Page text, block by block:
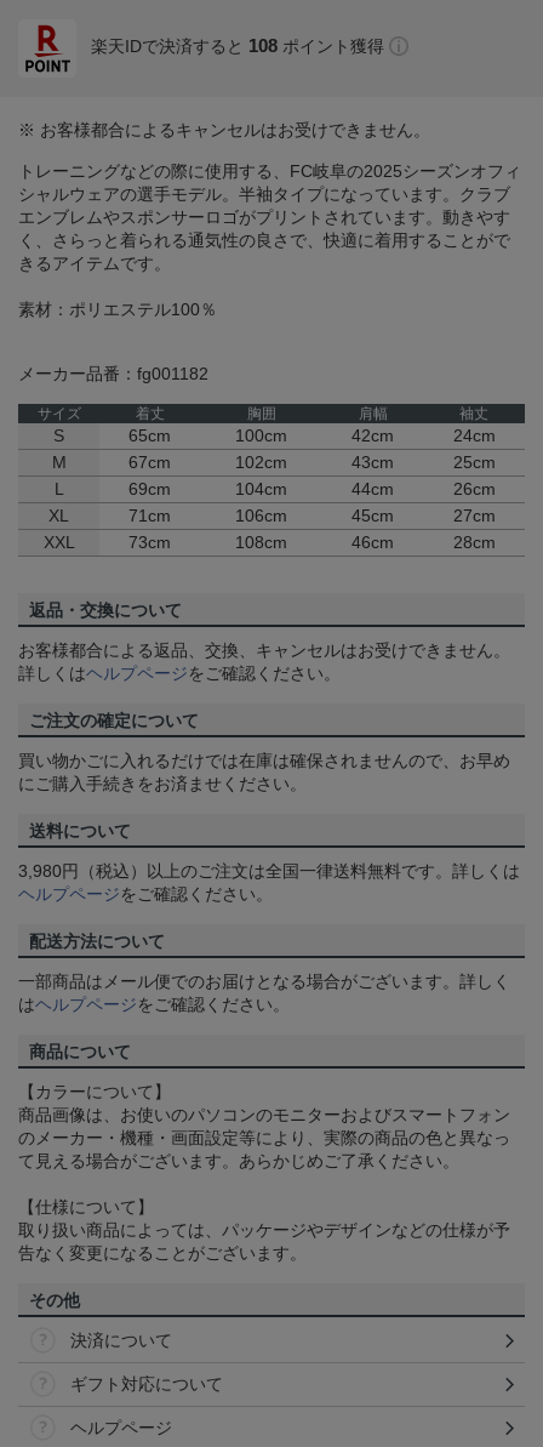
楽天IDで決済すると 108 ポイント獲得
※ お客様都合によるキャンセルはお受けできません。
トレーニングなどの際に使用する、FC岐阜の2025シーズンオフィ
シャルウェアの選手モデル。半袖タイプになっています。クラブ
エンブレムやスポンサーロゴがプリントされています。動きやす
く、さらっと着られる通気性の良さで、快適に着用することがで
きるアイテムです。
素材：ポリエステル100％
メーカー品番：fg001182
サイズ 着丈 胸囲 肩幅 袖丈
S 65cm 100cm 42cm
24cm
M
67cm 102cm 43cm
25cm
L
69cm 104cm 44cm
26cm
XL
71cm 106cm 45cm
27cm
XXL
73cm 108cm 46cm 28cm
返品・交換について
お客様都合による返品、交換、キャンセルはお受けできません。
詳しくはヘルプページをご確認ください。
ご注文の確定について
買い物かごに入れるだけでは在庫は確保されませんので、お早め
にご購入手続きをお済ませください。
送料について
3,980円（税込）以上のご注文は全国一律送料無料です。詳しくは
ヘルプページをご確認ください。
配送方法について
一部商品はメール便でのお届けとなる場合がございます。詳しく
はヘルプページをご確認ください。
商品について
【カラーについて】
商品画像は、お使いのパソコンのモニターおよびスマートフォン
のメーカー・機種・画面設定等により、実際の商品の色と異なっ
て見える場合がございます。あらかじめご了承ください。
【仕様について】
取り扱い商品によっては、パッケージやデザインなどの仕様が予
告なく変更になることがございます。
その他
決済について
ギフト対応について
ヘルプページ